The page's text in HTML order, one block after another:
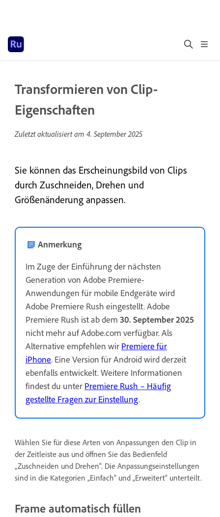
Transformieren von Clip-
Eigenschaften
Zuletzt aktualisiert am 4. September 2025
Sie können das Erscheinungsbild von Clips
durch Zuschneiden, Drehen und
Größenänderung anpassen.
Anmerkung
Im Zuge der Einführung der nächsten
Generation von Adobe Premiere-
Anwendungen für mobile Endgeräte wird
Adobe Premiere Rush eingestellt. Adobe
Premiere Rush ist ab dem 30. September 2025
nicht mehr auf Adobe.com verfügbar. Als
Alternative empfehlen wir Premiere für
iPhone. Eine Version für Android wird derzeit
ebenfalls entwickelt. Weitere Informationen
findest du unter Premiere Rush – Häufig
gestellte Fragen zur Einstellung.
Wählen Sie für diese Arten von Anpassungen den Clip in
der Zeitleiste aus und öffnen Sie das Bedienfeld
„Zuschneiden und Drehen“. Die Anpassungseinstellungen
sind in die Kategorien „Einfach“ und „Erweitert“ unterteilt.
Frame automatisch füllen